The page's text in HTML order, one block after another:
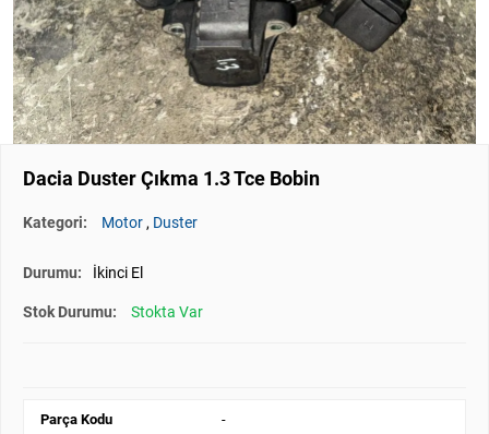
Dacia Duster Çıkma 1.3 Tce Bobin
Kategori: Motor , Duster
Durumu: İkinci El
Stok Durumu: Stokta Var
Parça Kodu -